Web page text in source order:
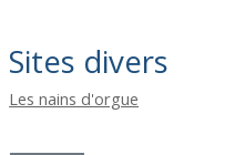
Sites divers
Les nains d'orgue